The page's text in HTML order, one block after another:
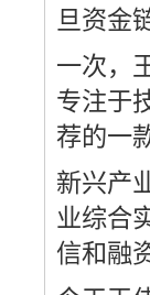
旦资金
一次，
专注于
荐的一
新兴产
业综合
信和融